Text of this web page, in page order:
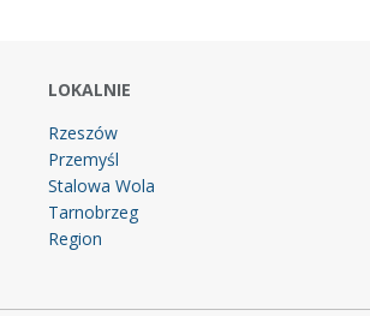
LOKALNIE
Rzeszów
Przemyśl
Stalowa Wola
Tarnobrzeg
Region